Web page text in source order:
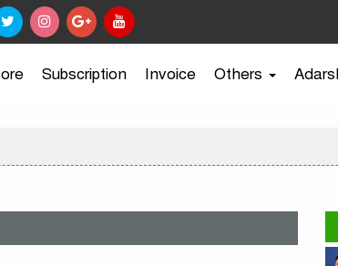
Subscription Invoice Others